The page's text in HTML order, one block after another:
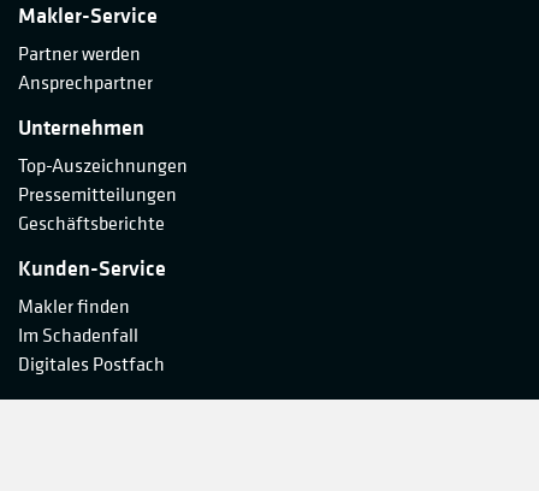
Makler-Service
Partner werden
Ansprechpartner
Unternehmen
Top-Auszeichnungen
Pressemitteilungen
Geschäftsberichte
Kunden-Service
Makler finden
Im Schadenfall
Digitales Postfach